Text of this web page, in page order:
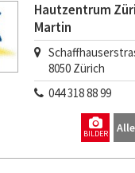
Hautzentrum
Martin
8050 Zürich
044 318 88 99
BILDER